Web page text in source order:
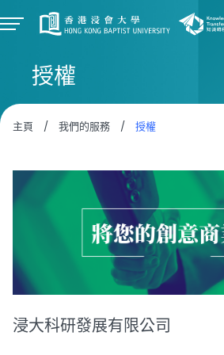
授權
主頁 / 我們的服務 / 授權
浸大科研發展有限公司